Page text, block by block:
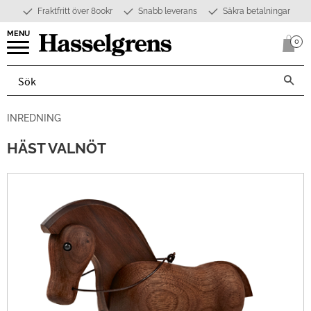
Meny
Fraktfritt över 800kr Snabb leverans Säkra betalningar
0
INREDNING
HÄST VALNÖT